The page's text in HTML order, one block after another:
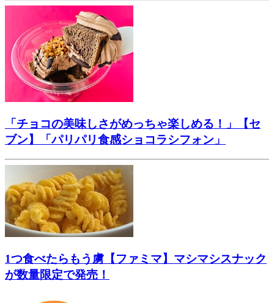
「チョコの美味しさがめっちゃ楽しめる！」【セ
ブン】「パリパリ食感ショコラシフォン」
1つ食べたらもう虜【ファミマ】マシマシスナック
が数量限定で発売！